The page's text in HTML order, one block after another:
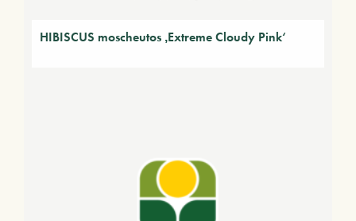
HIBISCUS moscheutos ‚Extreme Cloudy Pink‘